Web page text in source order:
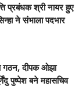
प्रबंधक श्री नायर हुए
ने संभाला पदभार
गठन, दीपक ओझा
पुष्पेश बने महासचिव